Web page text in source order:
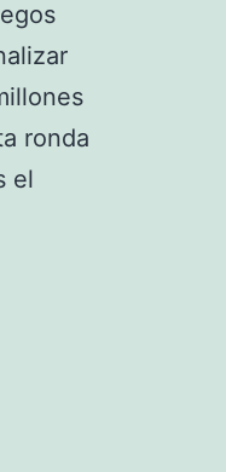
ronda
el